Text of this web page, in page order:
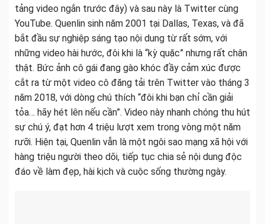
tảng video ngắn trước đây) và sau này là Twitter cùng
YouTube. Quenlin sinh năm 2001 tại Dallas, Texas, và đã
bắt đầu sự nghiệp sáng tạo nội dung từ rất sớm, với
những video hài hước, đôi khi là “kỳ quặc” nhưng rất chân
thật. Bức ảnh cô gái đang gào khóc đầy cảm xúc được
cắt ra từ một video cô đăng tải trên Twitter vào tháng 3
năm 2018, với dòng chú thích “đôi khi bạn chỉ cần giải
tỏa… hãy hét lên nếu cần”. Video này nhanh chóng thu hút
sự chú ý, đạt hơn 4 triệu lượt xem trong vòng một năm
rưỡi. Hiện tại, Quenlin vẫn là một ngôi sao mạng xã hội với
hàng triệu người theo dõi, tiếp tục chia sẻ nội dung độc
đáo về làm đẹp, hài kịch và cuộc sống thường ngày.